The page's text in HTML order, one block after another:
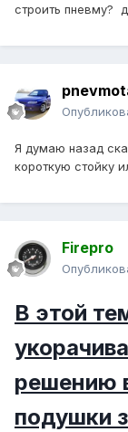
строить пневму?
Я думаю назад
короткую стойку
Firepro
В этой
решению
подушки